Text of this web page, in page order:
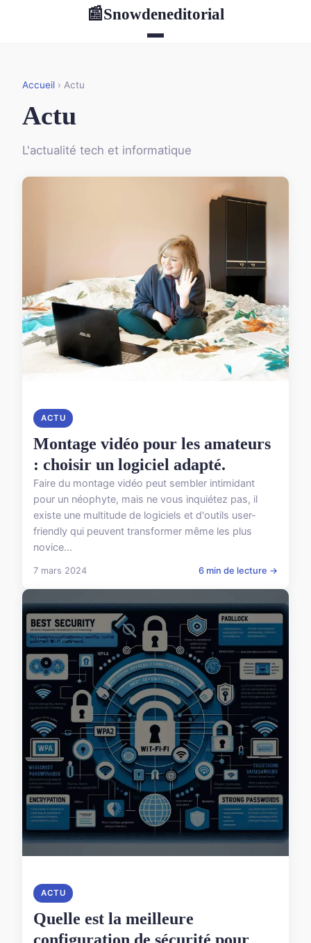
📰Snowdeneditorial
Accueil › Actu
Actu
L'actualité tech et informatique
ACTU
Montage vidéo pour les amateurs
: choisir un logiciel adapté.
Faire du montage vidéo peut sembler intimidant
pour un néophyte, mais ne vous inquiétez pas, il
existe une multitude de logiciels et d'outils user-
friendly qui peuvent transformer même les plus
novice...
7 mars 2024 6 min de lecture →
ACTU
Quelle est la meilleure
configuration de sécurité pour